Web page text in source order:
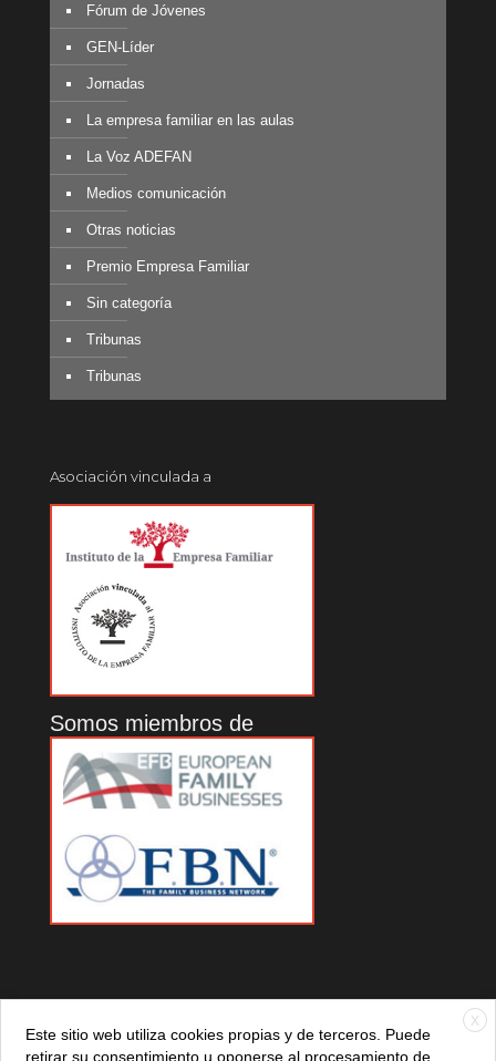
Fórum de Jóvenes
GEN-Líder
Jornadas
La empresa familiar en las aulas
La Voz ADEFAN
Medios comunicación
Otras noticias
Premio Empresa Familiar
Sin categoría
Tribunas
Tribunas
Asociación vinculada a
Somos miembros de
X
Este sitio web utiliza cookies propias y de terceros. Puede
retirar su consentimiento u oponerse al procesamiento de